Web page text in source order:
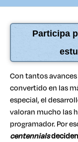
Participa
Con tantos
convertido en las
especial, el
valoran mucho las
programador. Por
centennialsdeciden